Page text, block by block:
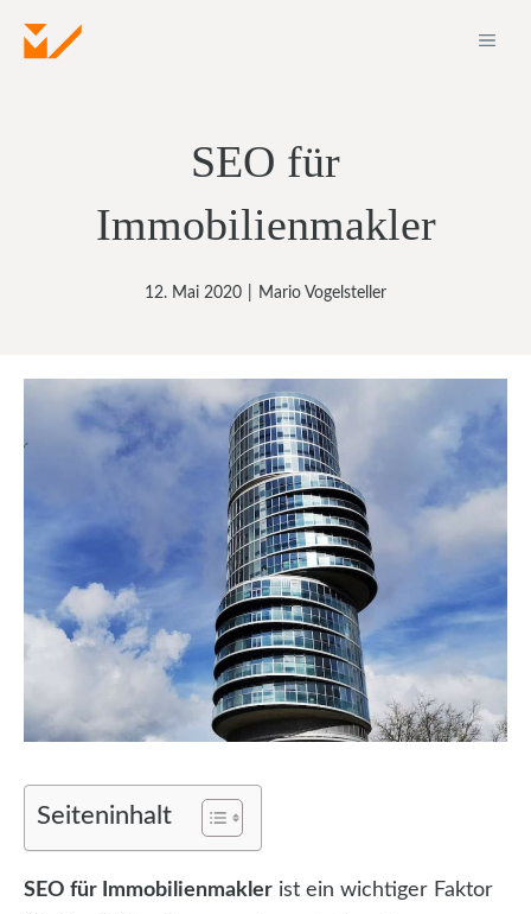
Inhalt
SEO für
Immobilienmakler
12. Mai 2020 Mario Vogelsteller
Seiteninhalt
SEO für Immobilienmakler ist ein wichtiger Faktor